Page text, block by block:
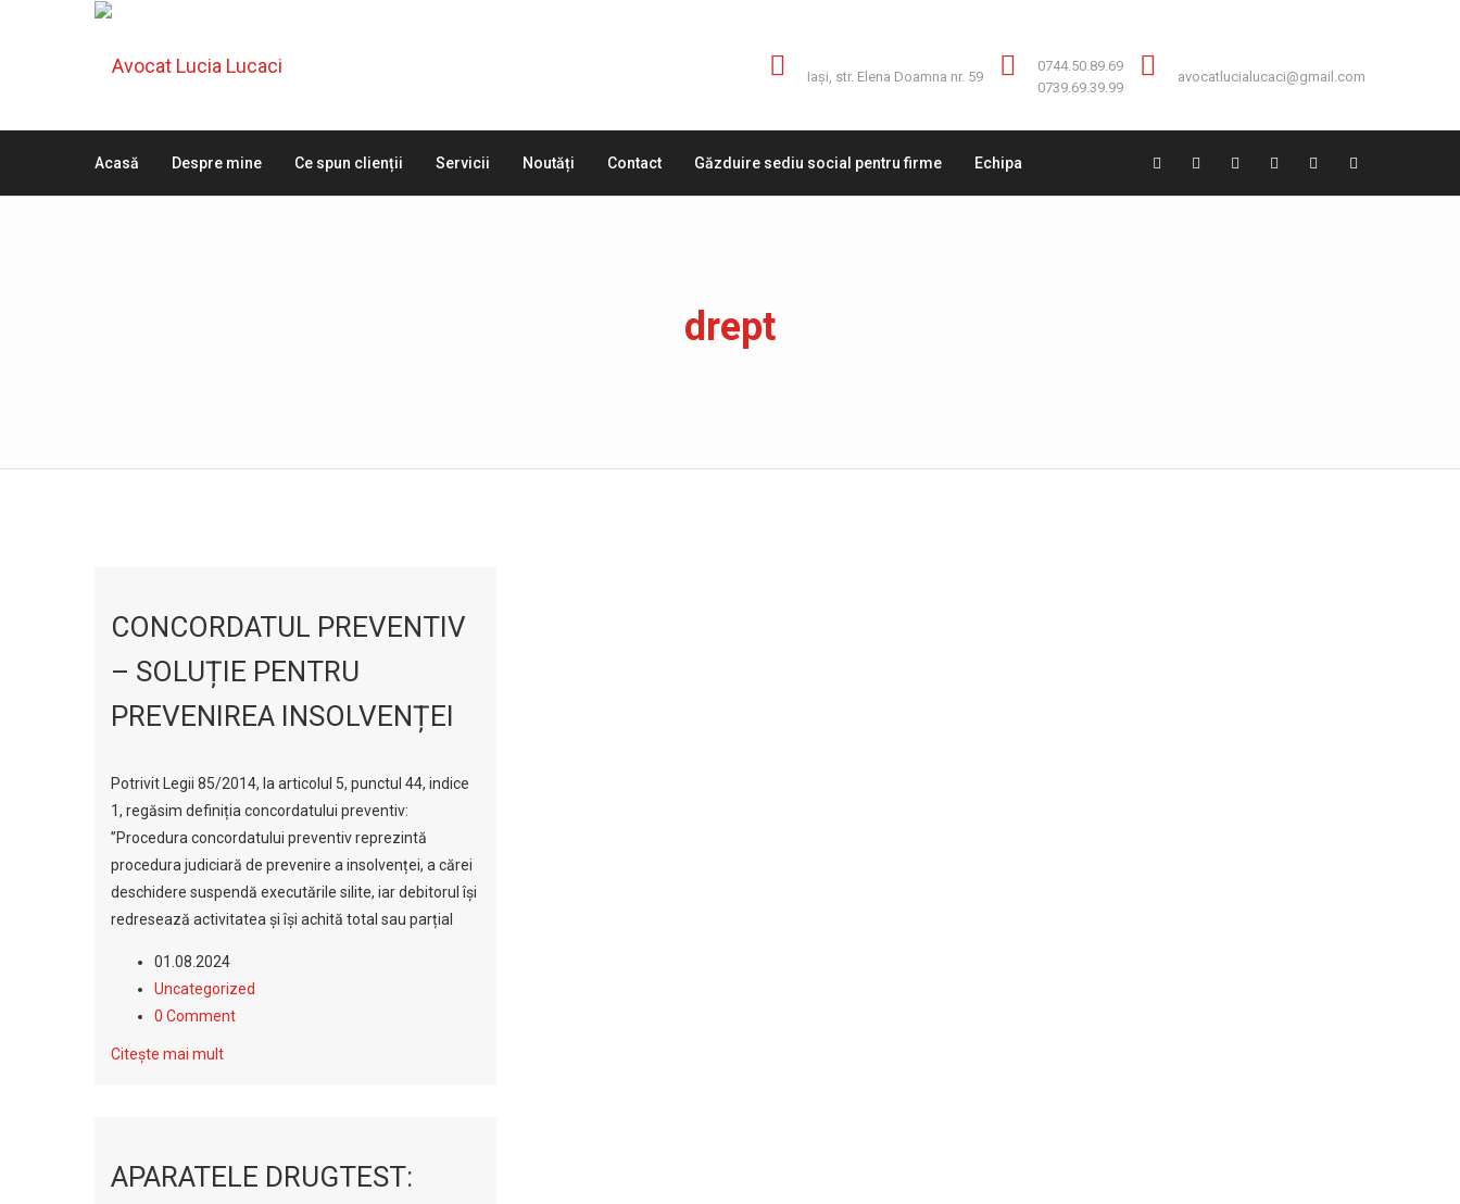
Iaşi, str. Elena Doamna nr. 59
0744.50.89.69
0739.69.39.99
avocatlucialucaci@gmail.com
Acasă Despre mine Ce spun clienții Servicii Noutăți Contact Găzduire sediu social pentru firme Echipa
drept
CONCORDATUL PREVENTIV
– SOLUȚIE PENTRU
PREVENIREA INSOLVENȚEI
Potrivit Legii 85/2014, la articolul 5, punctul 44, indice
1, regăsim definiția concordatului preventiv:
”Procedura concordatului preventiv reprezintă
procedura judiciară de prevenire a insolvenței, a cărei
deschidere suspendă executările silite, iar debitorul își
redresează activitatea și își achită total sau parțial
01.08.2024
Uncategorized
0 Comment
Citește mai mult
APARATELE DRUGTEST: